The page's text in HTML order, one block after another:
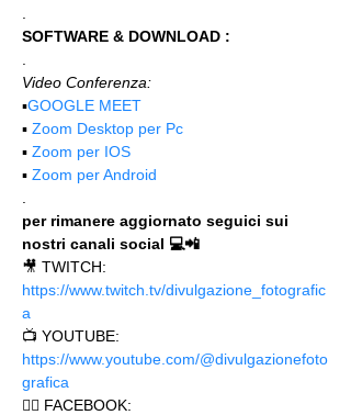
SOFTWARE & DOWNLOAD :
Video Conferenza:
▪️GOOGLE MEET
▪️ Zoom Desktop per Pc
▪️ Zoom per IOS
▪️ Zoom per Android
per rimanere aggiornato seguici sui
nostri canali social 💻📲
🎥 TWITCH:
https://www.twitch.tv/divulgazione_fotografic
a
📺 YOUTUBE:
https://www.youtube.com/@divulgazionefoto
grafica
🙋‍♂️ FACEBOOK: